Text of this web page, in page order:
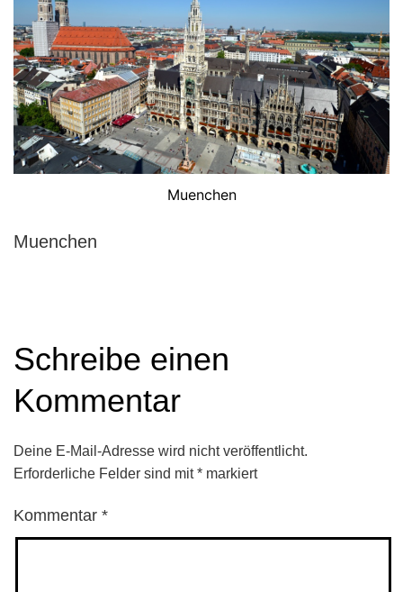
Muenchen
Muenchen
Schreibe einen
Kommentar
Deine E-Mail-Adresse wird nicht veröffentlicht.
Erforderliche Felder sind mit* markiert
Kommentar *